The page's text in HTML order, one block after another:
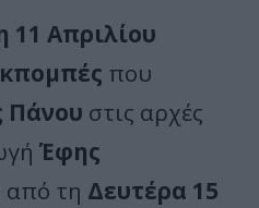
11 Απριλίου
που
Πάνου στις αρχές
Έφης
από τη Δευτέρα 15